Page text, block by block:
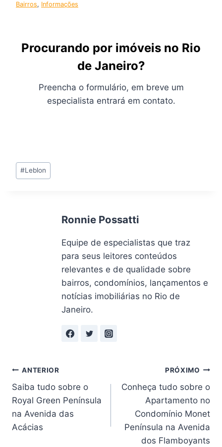
Bairros, Informações
Procurando por imóveis no Rio
de Janeiro?
Preencha o formulário, em breve um
especialista entrará em contato.
Tags
do
#Leblon
Ronnie Possatti
Equipe de especialistas que traz
para seus leitores conteúdos
relevantes e de qualidade sobre
bairros, condomínios, lançamentos e
notícias imobiliárias no Rio de
Janeiro.
Navegação
de
Post
ANTERIOR
Saiba tudo sobre o
Royal Green Península
na Avenida das
Acácias
PRÓXIMO
Conheça tudo sobre o
Apartamento no
Condomínio Monet
Península na Avenida
dos Flamboyants